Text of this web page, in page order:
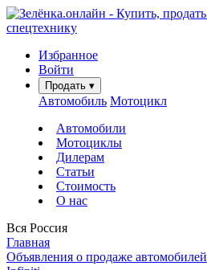
Избранное
Войти
Продать ▾
Автомобиль Мотоцикл
Автомобили
Мотоциклы
Дилерам
Статьи
Стоимость
О нас
Вся Россия
Главная
Объявления о продаже автомобилей